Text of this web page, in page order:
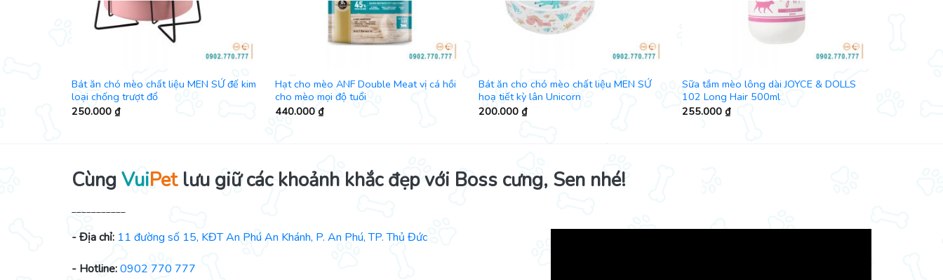
Bát ăn chó mèo chất liệu MEN SỨ đế kim
loại chống trượt đổ
250.000 ₫
Hạt cho mèo ANF Double Meat vị cá hồi
cho mèo mọi độ tuổi
440.000 ₫
Bát ăn cho chó mèo chất liệu MEN SỨ
hoạ tiết kỳ lân Unicorn
200.000 ₫
Sữa tắm mèo lông dài JOYCE & DOLLS
102 Long Hair 500ml
255.000 ₫
CùngVuiPetlưu giữ các khoảnh khắc đẹp với Boss cưng, Sen nhé!
___________
- Địa chỉ: 11 đường số 15, KĐT An Phú An Khánh, P. An Phú, TP. Thủ Đức
- Hotline:0902 770 777